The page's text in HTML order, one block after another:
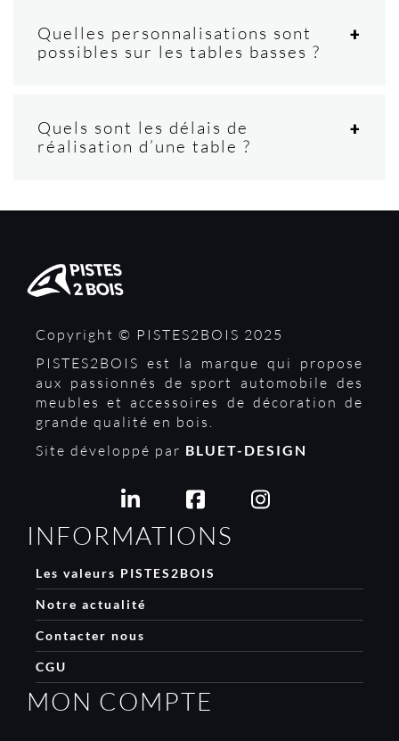
Quelles personnalisations sont
possibles sur les tables basses ?
Quels sont les délais de
réalisation d’une table ?
Copyright © PISTES2BOIS 2025
PISTES2BOIS est la marque qui propose
aux passionnés de sport automobile des
meubles et accessoires de décoration de
grande qualité en bois.
Site développé par BLUET-DESIGN
INFORMATIONS
Les valeurs PISTES2BOIS
Notre actualité
Contacter nous
CGU
MON COMPTE